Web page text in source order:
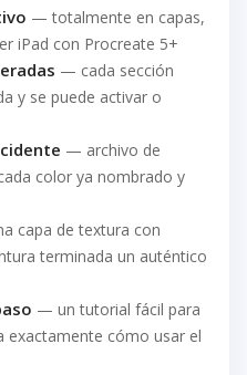
— totalmente en capas,
iPad con Procreate 5+
— cada sección
y se puede activar o
— archivo de
color ya nombrado y
capa de textura con
terminada un auténtico
— un tutorial fácil para
exactamente cómo usar el